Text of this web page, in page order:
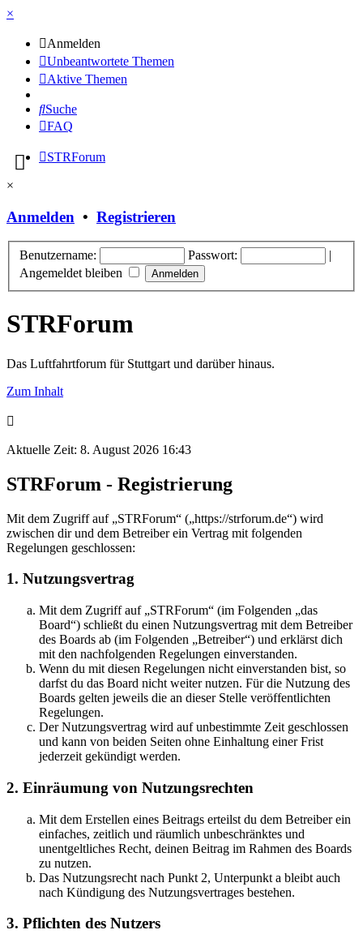
×
Anmelden
Unbeantwortete Themen
Aktive Themen
Suche
FAQ
STRForum
×
Anmelden • Registrieren
Benutzername: Passwort:
|
Angemeldet bleiben
STRForum
Das Luftfahrtforum für Stuttgart und darüber hinaus.
Zum Inhalt
Aktuelle Zeit: 8. August 2026 16:43
STRForum - Registrierung
Mit dem Zugriff auf „STRForum“ („https://strforum.de“) wird
zwischen dir und dem Betreiber ein Vertrag mit folgenden
Regelungen geschlossen:
1. Nutzungsvertrag
Mit dem Zugriff auf „STRForum“ (im Folgenden „das
Board“) schließt du einen Nutzungsvertrag mit dem Betreiber
des Boards ab (im Folgenden „Betreiber“) und erklärst dich
mit den nachfolgenden Regelungen einverstanden.
Wenn du mit diesen Regelungen nicht einverstanden bist, so
darfst du das Board nicht weiter nutzen. Für die Nutzung des
Boards gelten jeweils die an dieser Stelle veröffentlichten
Regelungen.
Der Nutzungsvertrag wird auf unbestimmte Zeit geschlossen
und kann von beiden Seiten ohne Einhaltung einer Frist
jederzeit gekündigt werden.
2. Einräumung von Nutzungsrechten
Mit dem Erstellen eines Beitrags erteilst du dem Betreiber ein
einfaches, zeitlich und räumlich unbeschränktes und
unentgeltliches Recht, deinen Beitrag im Rahmen des Boards
zu nutzen.
Das Nutzungsrecht nach Punkt 2, Unterpunkt a bleibt auch
nach Kündigung des Nutzungsvertrages bestehen.
3. Pflichten des Nutzers